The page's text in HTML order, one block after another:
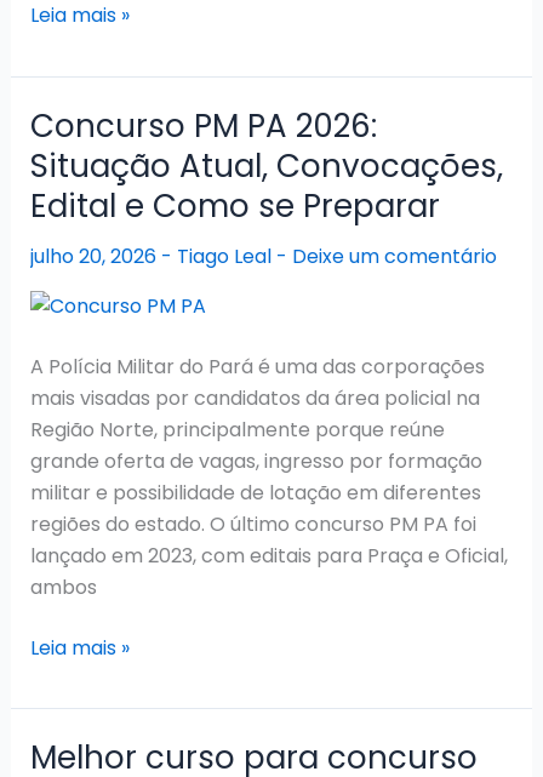
Concurso
PA
2026:
Último
Edital,
Cargos
O
Que
Leia mais »
Concurso PM PA 2026:
Situação Atual, Convocações,
Edital e Como se Preparar
julho 20, 2026 - Tiago Leal - Deixe um comentário
A Polícia Militar do Pará é uma das corporações
mais visadas por candidatos da área policial na
Região Norte, principalmente porque reúne
grande oferta de vagas, ingresso por formação
militar e possibilidade de lotação em diferentes
regiões do estado. O último concurso PM PA foi
lançado em 2023, com editais para Praça e Oficial,
ambos
Concurso
PA
2026:
Leia mais »
Melhor curso para concurso